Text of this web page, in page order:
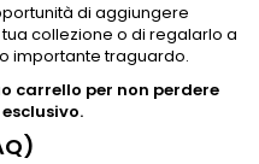
di aggiungere
collezione o di regalarlo a
importante traguardo.
carrello per non perdere